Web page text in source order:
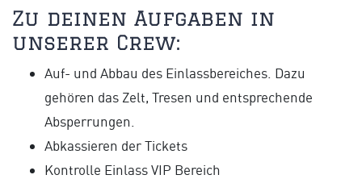
Zu deinen Aufgaben in
unserer Crew:
Auf- und Abbau des Einlassbereiches. Dazu
gehören das Zelt, Tresen und entsprechende
Absperrungen.
Abkassieren der Tickets
Kontrolle Einlass VIP Bereich